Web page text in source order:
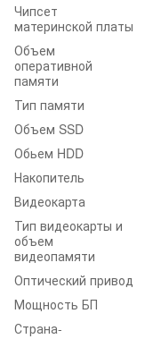
Чипсет
материнской платы
Объем
оперативной
памяти
Тип памяти
Объем SSD
Обьем HDD
Накопитель
Видеокарта
Тип видеокарты и
объем
видеопамяти
Оптический привод
Мощность БП
Страна-